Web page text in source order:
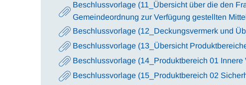
Beschlussvorlage (11_Übersicht über die den
Gemeindeordnung zur Verfügung gestellten
Beschlussvorlage (12_Deckungsvermerk und
Beschlussvorlage (13_Übersicht
Beschlussvorlage (14_Produktbereich 01 Innere
Beschlussvorlage (15_Produktbereich 02